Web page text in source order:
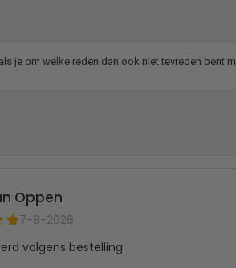
je om welke reden dan ook niet tevreden bent